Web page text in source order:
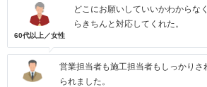
60代以上／女性
どこにお願いしていいかわからな
らきちんと対応してくれた。
営業担当者も施工担当者もしっかり
られました。